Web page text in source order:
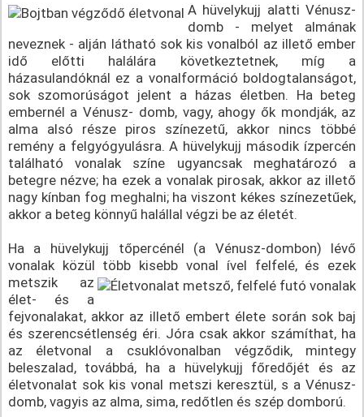
A hüvelykujj alatti Vénusz-
domb - melyet almának
neveznek - alján látható sok kis vonalból az illető ember
idő előtti halálára következtetnek, míg a
házasulandóknál ez a vonalformáció boldogtalanságot,
sok szomorúságot jelent a házas életben. Ha beteg
embernél a Vénusz- domb, vagy, ahogy ők mondják, az
alma alsó része piros színezetű, akkor nincs többé
remény a felgyógyulásra. A hüvelykujj második ízpercén
található vonalak színe ugyancsak meghatározó a
betegre nézve; ha ezek a vonalak pirosak, akkor az illető
nagy kínban fog meghalni; ha viszont kékes színezetűek,
akkor a beteg könnyű halállal végzi be az életét.
Ha a hüvelykujj tőpercénél (a Vénusz-dombon) lévő
vonalak közül több kisebb vonal ível felfelé, és ezek
metszik az
élet- és a
fejvonalakat, akkor az illető embert élete során sok baj
és szerencsétlenség éri. Jóra csak akkor számíthat, ha
az életvonal a csuklóvonalban végződik, mintegy
beleszalad, továbbá, ha a hüvelykujj főredőjét és az
életvonalat sok kis vonal metszi keresztül, s a Vénusz-
domb, vagyis az alma, sima, redőtlen és szép domború.